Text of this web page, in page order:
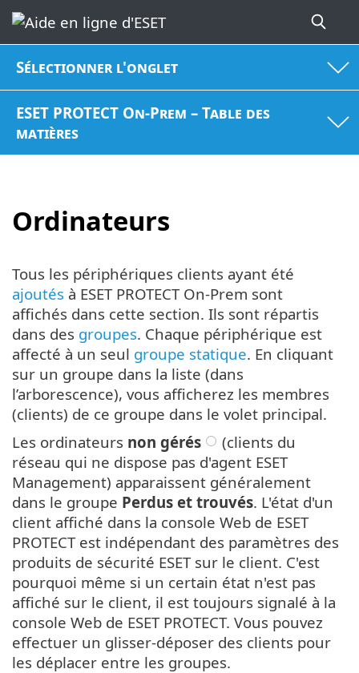
Sélectionner l'onglet
ESET PROTECT On-Prem – Table des
matières
Ordinateurs
Tous les périphériques clients ayant été
ajoutés à ESET PROTECT On-Prem sont
affichés dans cette section. Ils sont répartis
dans des groupes. Chaque périphérique est
affecté à un seul groupe statique. En cliquant
sur un groupe dans la liste (dans
l’arborescence), vous afficherez les membres
(clients) de ce groupe dans le volet principal.
Les ordinateurs non gérés
(clients du
réseau qui ne dispose pas d'agent ESET
Management) apparaissent généralement
dans le groupe Perdus et trouvés. L'état d'un
client affiché dans la console Web de ESET
PROTECT est indépendant des paramètres des
produits de sécurité ESET sur le client. C'est
pourquoi même si un certain état n'est pas
affiché sur le client, il est toujours signalé à la
console Web de ESET PROTECT. Vous pouvez
effectuer un glisser-déposer des clients pour
les déplacer entre les groupes.